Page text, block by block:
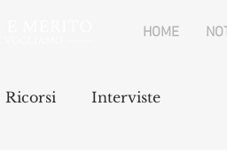
HOME
Ricorsi Interviste